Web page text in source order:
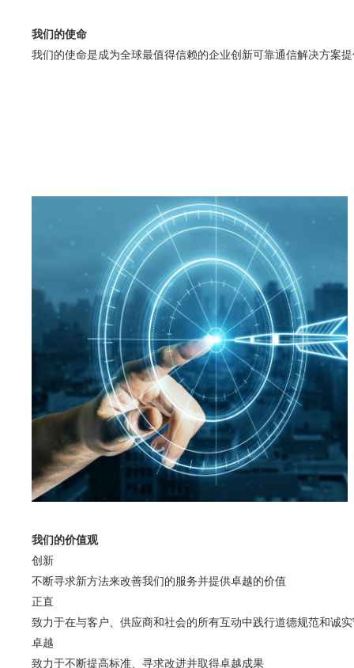
我们的使命
我们的使命是成为全球最值得信赖的企业创新可靠通信解决方案
我们的价值观
创新
不断寻求新方法来改善我们的服务并提供卓越的价值
正直
致力于在与客户、供应商和社会的所有互动中践行道德规范和诚
卓越
致力于不断提高标准、寻求改进并取得卓越成果